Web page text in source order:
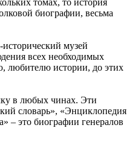
биографии, весьма
музей
всех необходимых
любителю истории, до этих
в любых чинах. Эти
словарь», «Энциклопедия
– это биографии генералов